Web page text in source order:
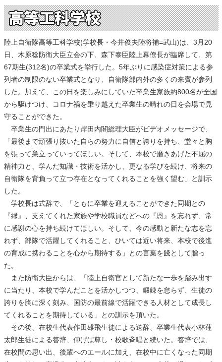
高等工科学校
陸上自衛隊高等工科学校(学校長・今井俊夫陸将補=武山)は、3月20
日、木原稔防衛大臣立会の下、森下泰臣陸上幕僚長が臨席して、第
67期生(312名)の卒業式を挙行した。5年ぶりに感染症対策による参
列者の制限のない卒業式となり、自衛隊部内外の多くの来賓が参列
した。加えて、この日を楽しみにしていた卒業生家族約800名が全国
から駆けつけ、コロナ禍を乗り越えた卒業生の晴れの日を会場で見
守ることができた。
卒業生の門出にあたり岸田内閣総理大臣がビデオメッセージで、
「最後まで頑張り抜いた自らの努力に自信と誇りを持ち、堂々と胸
を張って巣立っていってほしい。そして、本校で磨きあげた不屈の
精神力と、学んだ知識・技術を活かし、更なる学びを続け、将来の
自衛隊を背負って立つ存在となってくれることを強く望む」と訓示
した。
学校長は式辞で、「ともに卒業を迎えることができた同期との
『縁』、支えてくれた家族や学校職員などへの『恩』を忘れず、常
に感謝の心を持ち続けてほしい。そして、今の感動と新たな志を忘
れず、部隊で活躍してくれること、ひいては近い将来、本校で後進
の育成に携わることを心から期待する」との言葉を餞として贈っ
た。
また防衛大臣からは、「陸上自衛官として新たな一歩を踏み出す
に当たり、本校で学んだことを活かしつつ、鍛錬を怠らず、生徒の
誇りを胸に深く刻み、国防の最前線で活躍できる人材として成長し
てくれることを期待している」との訓示を頂いた。
その後、在校生代表作田雄飛生徒による送辞、卒業生代表小林蓮
太郎生徒による答辞、仰げば尊し・校歌斉唱と続いた。答辞では、
在校間の思い出、後輩へのエールに加え、在校中に亡くなった同期